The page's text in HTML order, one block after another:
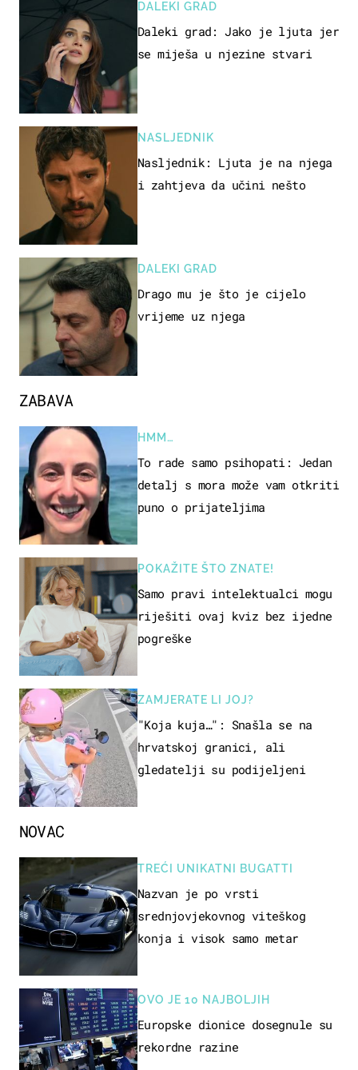
ZABAVA
HMM…
To rade samo psihopati: Jedan
detalj s mora može vam otkriti
puno o prijateljima
POKAŽITE ŠTO ZNATE!
Samo pravi intelektualci mogu
riješiti ovaj kviz bez ijedne
pogreške
ZAMJERATE LI JOJ?
"Koja kuja…": Snašla se na
hrvatskoj granici, ali
gledatelji su podijeljeni
DALEKI GRAD
Daleki grad: Jako je ljuta jer
se miješa u njezine stvari
NASLJEDNIK
Nasljednik: Ljuta je na njega
i zahtjeva da učini nešto
DALEKI GRAD
Drago mu je što je cijelo
vrijeme uz njega
NOVAC
TREĆI UNIKATNI BUGATTI
Nazvan je po vrsti
srednjovjekovnog viteškog
konja i visok samo metar
OVO JE 10 NAJBOLJIH
Europske dionice dosegnule su
rekordne razine